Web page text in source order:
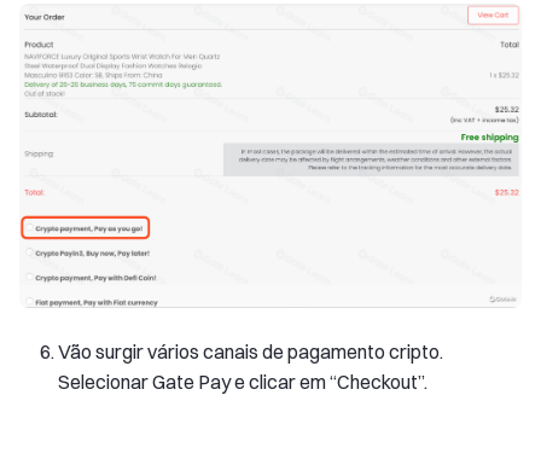
Vão surgir vários canais de pagamento cripto.
Selecionar Gate Pay e clicar em “Checkout”.